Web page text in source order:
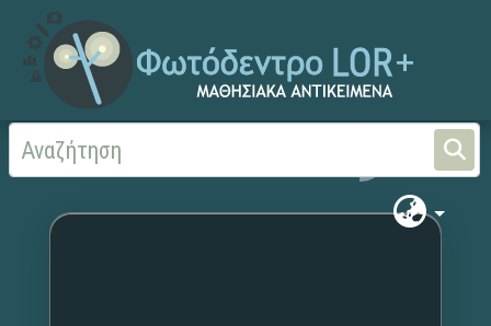
Αρχική Χωρίς τίτλο